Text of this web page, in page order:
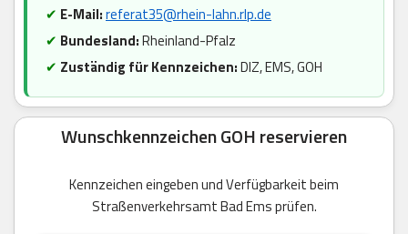
✔ E-Mail:referat35@rhein-lahn.rlp.de
✔ Bundesland:Rheinland-Pfalz
✔ Zuständig für Kennzeichen:DIZ, EMS, GOH
Wunschkennzeichen GOH reservieren
Kennzeichen eingeben und Verfügbarkeit beim
Straßenverkehrsamt Bad Ems prüfen.